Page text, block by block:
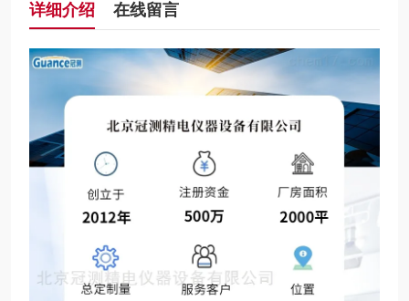
详细介绍 在线留言